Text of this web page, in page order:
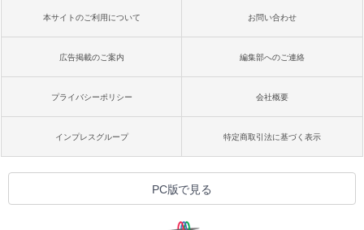
本サイトのご利用について お問い合わせ
広告掲載のご案内 編集部へのご連絡
プライバシーポリシー 会社概要
インプレスグループ 特定商取引法に基づく表示
PC版で見る